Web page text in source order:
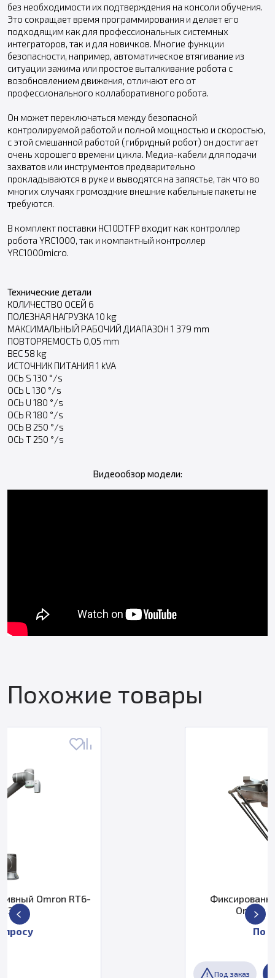
без необходимости их подтверждения на консоли обучения.
Это сокращает время программирования и делает его
подходящим как для профессиональных системных
интеграторов, так и для новичков. Многие функции
безопасности, например, автоматическое втягивание из
ситуации зажима или простое выталкивание робота с
возобновлением движения, отличают его от
профессионального коллаборативного робота.
Он может переключаться между безопасной
контролируемой работой и полной мощностью и скоростью,
с этой смешанной работой (гибридный робот) он достигает
очень хорошего времени цикла. Медиа-кабели для подачи
захватов или инструментов предварительно
прокладываются в руке и выводятся на запястье, так что во
многих случаях громоздкие внешние кабельные пакеты не
требуются.
В комплект поставки HC10DTFP входит как контроллер
робота YRC1000, так и компактный контроллер
YRC1000micro.
Технические детали
КОЛИЧЕСТВО ОСЕЙ 6
ПОЛЕЗНАЯ НАГРУЗКА 10 kg
МАКСИМАЛЬНЫЙ РАБОЧИЙ ДИАПАЗОН 1 379 mm
ПОВТОРЯЕМОСТЬ 0,05 mm
ВЕС 58 kg
ИСТОЧНИК ПИТАНИЯ 1 kVA
ОСЬ S 130 °/s
ОСЬ L 130 °/s
ОСЬ U 180 °/s
ОСЬ R 180 °/s
ОСЬ B 250 °/s
ОСЬ T 250 °/s
Видеообзор модели:
Похожие товары
Фиксированный робот Quattro